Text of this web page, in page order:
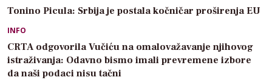
Tonino Picula: Srbija je postala kočničar proširenja EU
INFO
CRTA odgovorila Vučiću na omalovažavanje njihovog
istraživanja: Odavno bismo imali prevremene izbore
da naši podaci nisu tačni